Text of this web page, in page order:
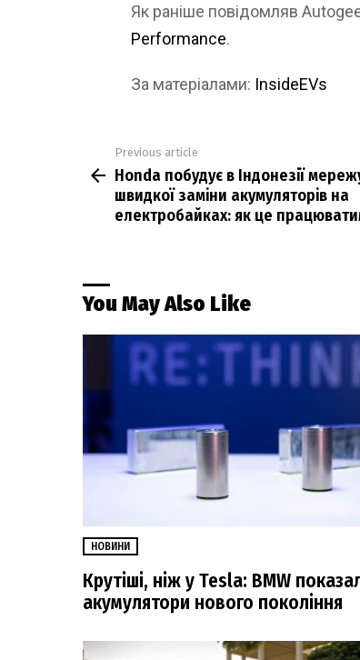
Як раніше повідомляв
Performance.
За матеріалами: InsideEVs
more
Previous article
Honda побудує в Індонезії
швидкої заміни акумуляторів на
електробайках: як це
You May Also Like
НОВИНИ
Крутіші, ніж у Tesla: BMW
акумулятори нового покоління